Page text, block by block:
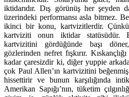
iktidarıdır. Dış görünüş her şeyden
üzerindeki performansı asla bitmez.
ikinci bir konu, kartvizitlerdir.
kartviziti onun iktidar statüsüdür.
kartvizitini gördüğünde başı
gözlerinden nefret fışkırır.
kadar çaresizdir ki, diğer yuppie
çok Paul Allen’ın kartvizitini
hissettirir ve bunun karşılığında
Amerikan Sapığı’nın, tüketim